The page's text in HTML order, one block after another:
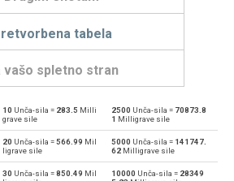
tabela
vašo spletno stran
Unča-sila za Dynes dyn
Dynes za Unča-sila ozf
Unča-sila za Groba sila Gf
10 Unča-sila = 283.5 Milli
grave sile
2500 Unča-sila = 70873.8
1 Milligrave sile
20 Unča-sila =566.99 Mil
ligrave sile
5000 Unča-sila = 141747.
62 Milligrave sile
30 Unča-sila =850.49 Mil
10000 Unča-sila = 28349